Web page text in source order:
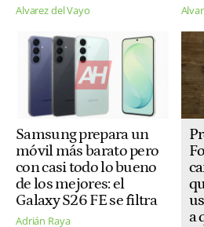
Alvarez del Vayo
Samsung prepara un
móvil más barato pero
con casi todo lo bueno
de los mejores: el
Galaxy S26 FE se filtra
Adrián Raya
a